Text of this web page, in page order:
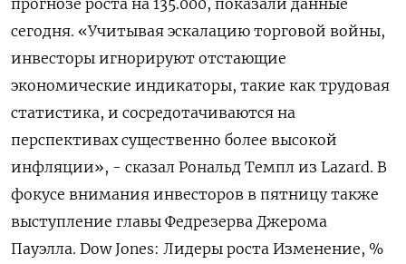
прогнозе роста на 135.000, показали данные
сегодня. «Учитывая эскалацию торговой войны,
инвесторы игнорируют отстающие
экономические индикаторы, такие как трудовая
статистика, и сосредотачиваются на
перспективах существенно более высокой
инфляции», - сказал Рональд Темпл из Lazard. В
фокусе внимания инвесторов в пятницу также
выступление главы Федрезерва Джерома
Пауэлла. Dow Jones: Лидеры роста Изменение, %